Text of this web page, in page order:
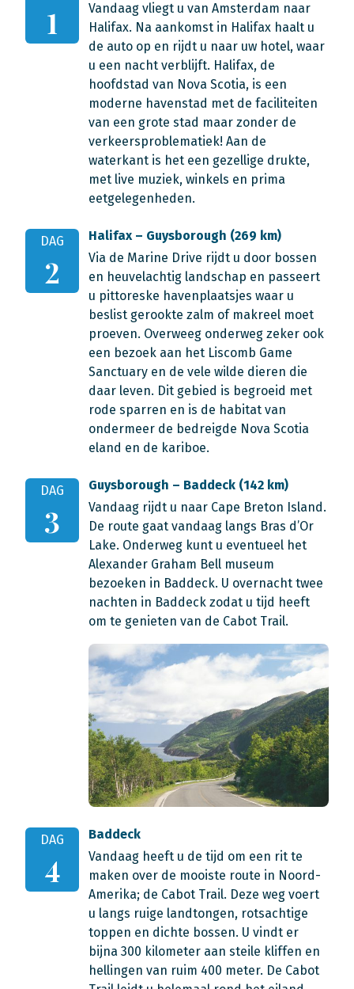
1
Vandaag vliegt u van Amsterdam naar
Halifax. Na aankomst in Halifax haalt u
de auto op en rijdt u naar uw hotel, waar
u een nacht verblijft. Halifax, de
hoofdstad van Nova Scotia, is een
moderne havenstad met de faciliteiten
van een grote stad maar zonder de
verkeersproblematiek! Aan de
waterkant is het een gezellige drukte,
met live muziek, winkels en prima
eetgelegenheden.
DAG
2
Halifax – Guysborough (269 km)
Via de Marine Drive rijdt u door bossen
en heuvelachtig landschap en passeert
u pittoreske havenplaatsjes waar u
beslist gerookte zalm of makreel moet
proeven. Overweeg onderweg zeker ook
een bezoek aan het Liscomb Game
Sanctuary en de vele wilde dieren die
daar leven. Dit gebied is begroeid met
rode sparren en is de habitat van
ondermeer de bedreigde Nova Scotia
eland en de kariboe.
DAG
3
Guysborough – Baddeck (142 km)
Vandaag rijdt u naar Cape Breton Island.
De route gaat vandaag langs Bras d’Or
Lake. Onderweg kunt u eventueel het
Alexander Graham Bell museum
bezoeken in Baddeck. U overnacht twee
nachten in Baddeck zodat u tijd heeft
om te genieten van de Cabot Trail.
DAG
4
Baddeck
Vandaag heeft u de tijd om een rit te
maken over de mooiste route in Noord-
Amerika; de Cabot Trail. Deze weg voert
u langs ruige landtongen, rotsachtige
toppen en dichte bossen. U vindt er
bijna 300 kilometer aan steile kliffen en
hellingen van ruim 400 meter. De Cabot